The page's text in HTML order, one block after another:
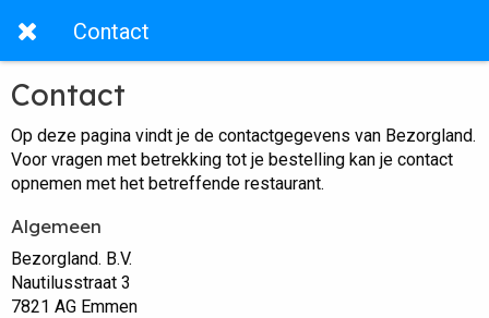
Contact
Contact
Op deze pagina vindt je de contactgegevens van Bezorgland.
Voor vragen met betrekking tot je bestelling kan je contact
opnemen met het betreffende restaurant.
Algemeen
Bezorgland. B.V.
Nautilusstraat 3
7821 AG Emmen